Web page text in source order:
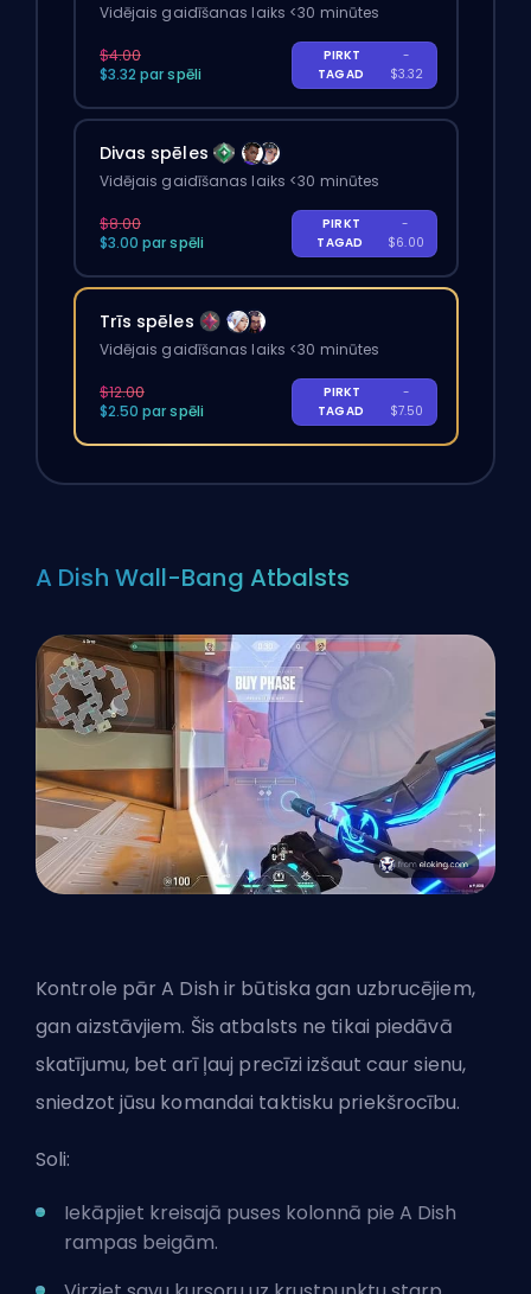
Vidējais gaidīšanas laiks <30 minūtes
$4.00
$3.32 par spēli
PIRKT
TAGAD
-
$3.32
Divas spēles
Vidējais gaidīšanas laiks <30 minūtes
$8.00
$3.00 par spēli
PIRKT
TAGAD
-
$6.00
Trīs spēles
Vidējais gaidīšanas laiks <30 minūtes
$12.00
$2.50 par spēli
PIRKT
TAGAD
-
$7.50
A Dish Wall-Bang Atbalsts
Kontrole pār A Dish ir būtiska gan uzbrucējiem,
gan aizstāvjiem. Šis atbalsts ne tikai piedāvā
skatījumu, bet arī ļauj precīzi izšaut caur sienu,
sniedzot jūsu komandai taktisku priekšrocību.
Soli:
Iekāpjiet kreisajā puses kolonnā pie A Dish
rampas beigām.